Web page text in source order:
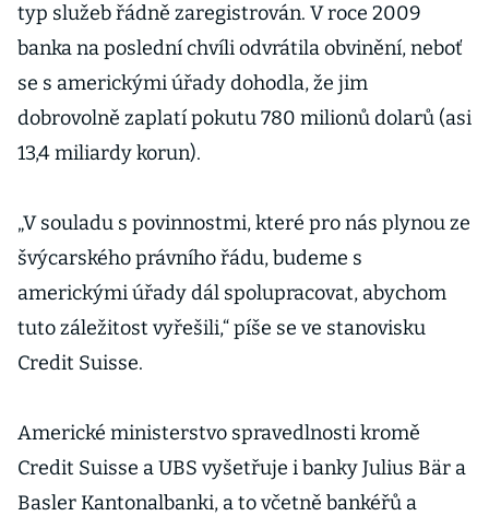
typ služeb řádně zaregistrován. V roce 2009
banka na poslední chvíli odvrátila obvinění, neboť
se s americkými úřady dohodla, že jim
dobrovolně zaplatí pokutu 780 milionů dolarů (asi
13,4 miliardy korun).
„V souladu s povinnostmi, které pro nás plynou ze
švýcarského právního řádu, budeme s
americkými úřady dál spolupracovat, abychom
tuto záležitost vyřešili,“ píše se ve stanovisku
Credit Suisse.
Americké ministerstvo spravedlnosti kromě
Credit Suisse a UBS vyšetřuje i banky Julius Bär a
Basler Kantonalbanki, a to včetně bankéřů a